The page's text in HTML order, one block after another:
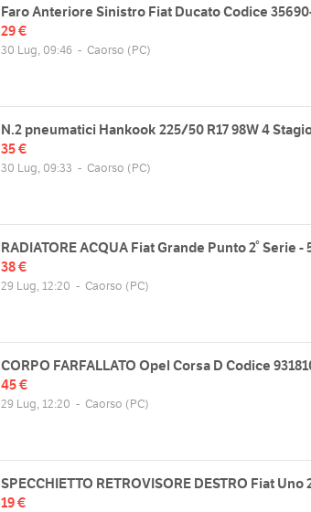
Faro Anteriore Sinistro Fiat Ducato Codice
29 €
30 Lug, 09:46 - Caorso (PC)
N.2 pneumatici Hankook 225/50 R17 98W 4
35 €
30 Lug, 09:33 - Caorso (PC)
RADIATORE ACQUA Fiat Grande Punto 2° Serie -
38 €
29 Lug, 12:20 - Caorso (PC)
CORPO FARFALLATO Opel Corsa D Codice
45 €
29 Lug, 12:20 - Caorso (PC)
SPECCHIETTO RETROVISORE DESTRO Fiat Uno
19 €